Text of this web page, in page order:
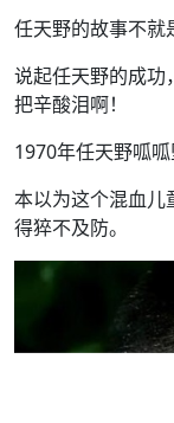
任天野的故事不就
说起任天野的成功
把辛酸泪啊！
1970年任天野呱
本以为这个混血儿
得猝不及防。